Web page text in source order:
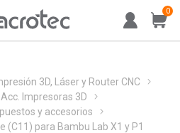
0
3D, Láser y Router CNC
Impresoras 3D
y accesorios
(C11) para Bambu Lab X1 y P1